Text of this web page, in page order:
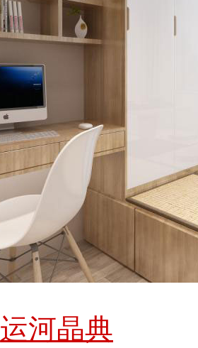
运河晶典